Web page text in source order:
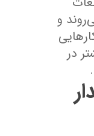
و
در